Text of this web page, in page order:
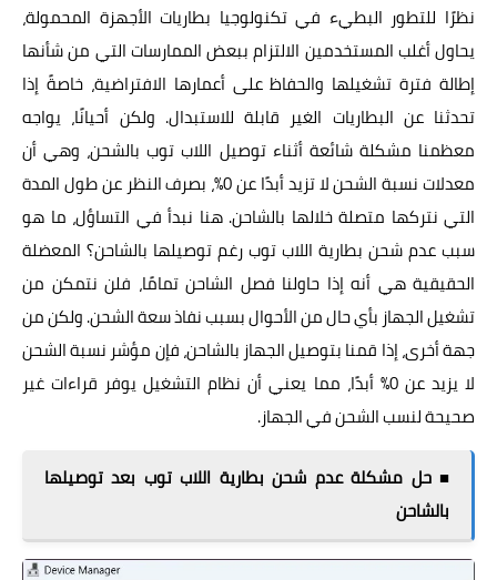
نظرًا للتطور البطيء في تكنولوجيا بطاريات الأجهزة المحمولة،
يحاول أغلب المستخدمين الالتزام ببعض الممارسات التي من شأنها
إطالة فترة تشغيلها والحفاظ على أعمارها الافتراضية، خاصةً إذا
تحدثنا عن البطاريات الغير قابلة للاستبدال. ولكن أحيانًا، يواجه
معظمنا مشكلة شائعة أثناء توصيل اللاب توب بالشحن، وهي أن
معدلات نسبة الشحن لا تزيد أبدًا عن 0%، بصرف النظر عن طول المدة
التي نتركها متصلة خلالها بالشاحن. هنا نبدأ في التساؤل، ما هو
سبب عدم شحن بطارية اللاب توب رغم توصيلها بالشاحن؟ المعضلة
الحقيقية هي أنه إذا حاولنا فصل الشاحن تمامًا، فلن نتمكن من
تشغيل الجهاز بأي حال من الأحوال بسبب نفاذ سعة الشحن. ولكن من
جهة أخرى، إذا قمنا بتوصيل الجهاز بالشاحن، فإن مؤشر نسبة الشحن
لا يزيد عن 0% أبدًا، مما يعني أن نظام التشغيل يوفر قراءات غير
صحيحة لنسب الشحن في الجهاز.
■ حل مشكلة عدم شحن بطارية اللاب توب بعد توصيلها
بالشاحن